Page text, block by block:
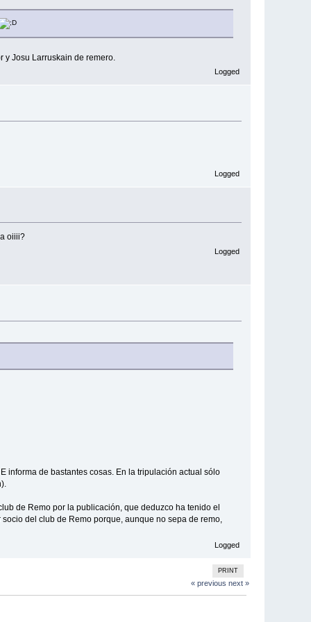
y Josu Larruskain de remero.
Logged
Logged
oiiii?
Logged
informa de bastantes cosas. En la tripulación actual sólo
de Remo por la publicación, que deduzco ha tenido el
del club de Remo porque, aunque no sepa de remo,
Logged
PRINT
« previous next »